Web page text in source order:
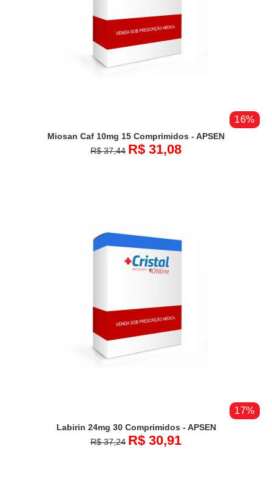
16%
Miosan Caf 10mg 15 Comprimidos - APSEN
R$ 37,44 R$ 31,08
17%
Labirin 24mg 30 Comprimidos - APSEN
R$ 37,24 R$ 30,91